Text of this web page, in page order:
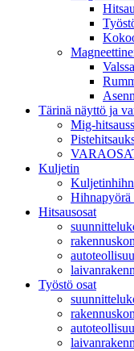
Tärinä näyttö ja
Mig-
Kuljetin
Hihnapyörä
Hitsausosat
Työstö osat